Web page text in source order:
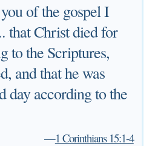
of the gospel I
that Christ died for
to the Scriptures,
and that he was
day according to the
—1 Corinthians 15:1-4